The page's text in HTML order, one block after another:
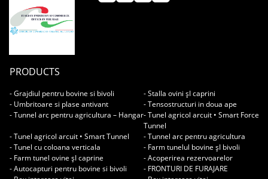
PRODUCTS
- Grajdiul pentru bovine si bivoli
- Stalla ovini șI caprini
- Umbritoare si plase antivant
- Tensostructuri in doua ape
- Tunnel arc pentru agricultura – Hangar- Tunel agricol arcuit • Smart Force
Tunnel
- Tunel agricol arcuit • Smart Tunnel
- Tunnel arc pentru agricultura
- Tunel cu coloana verticala
- Farm tunelul bovine șI bivoli
- Farm tunel ovine șI caprine
- Acoperirea rezervoarelor
- Autocapturi pentru bovine si bivoli
- FRONTURI DE FURAJARE